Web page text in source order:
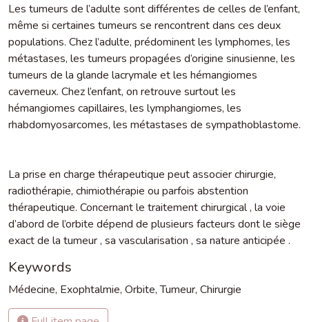
Les tumeurs de l’adulte sont différentes de celles de l’enfant,
même si certaines tumeurs se rencontrent dans ces deux
populations. Chez l’adulte, prédominent les lymphomes, les
métastases, les tumeurs propagées d’origine sinusienne, les
tumeurs de la glande lacrymale et les hémangiomes
caverneux. Chez l’enfant, on retrouve surtout les
hémangiomes capillaires, les lymphangiomes, les
rhabdomyosarcomes, les métastases de sympathoblastome.
La prise en charge thérapeutique peut associer chirurgie,
radiothérapie, chimiothérapie ou parfois abstention
thérapeutique. Concernant le traitement chirurgical , la voie
d’abord de l’orbite dépend de plusieurs facteurs dont le siège
exact de la tumeur , sa vascularisation , sa nature anticipée .
Keywords
Médecine, Exophtalmie, Orbite,Tumeur, Chirurgie